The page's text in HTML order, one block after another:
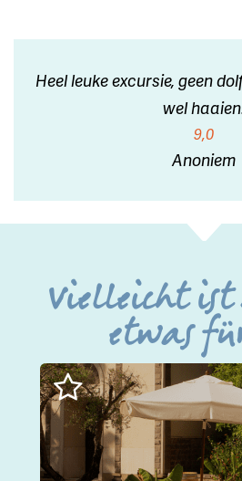
Heel leuke excursie, geen
wel
9,0
Anoniem
Vielleicht ist
etwas